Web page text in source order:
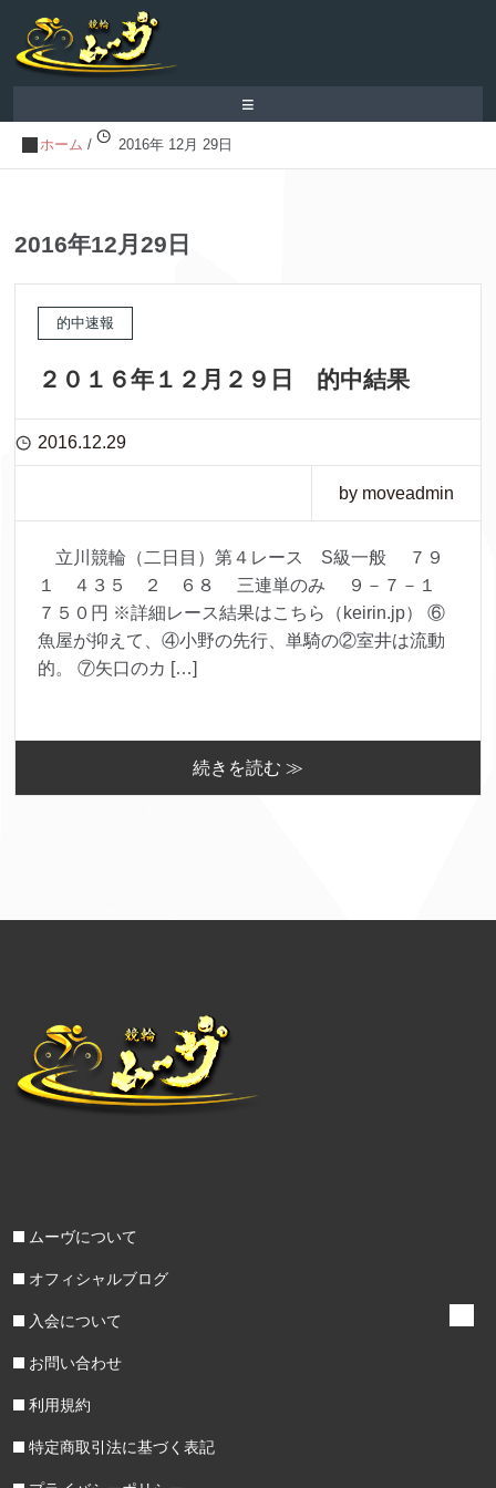
≡
ホーム / 2016年 12月 29日
2016年12月29日
的中速報
２０１６年１２月２９日 的中結果
2016.12.29
by moveadmin
立川競輪（二日目）第４レース S級一般 ７９
１ ４３５ ２ ６８ 三連単のみ ９－７－１
７５０円 ※詳細レース結果はこちら（keirin.jp） ⑥
魚屋が抑えて、④小野の先行、単騎の②室井は流動
的。 ⑦矢口のカ […]
続きを読む ≫
ムーヴについて
オフィシャルブログ
入会について
お問い合わせ
利用規約
特定商取引法に基づく表記